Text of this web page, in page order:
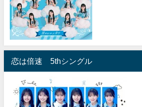
恋は倍速 5thシングル